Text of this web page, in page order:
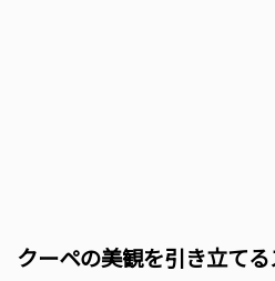
クーペの美観を引き立て